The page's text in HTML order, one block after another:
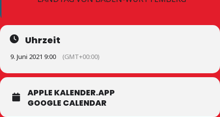
Uhrzeit
9. Juni 2021 9:00 (GMT+00:00)
APPLE KALENDER.APP
GOOGLE CALENDAR